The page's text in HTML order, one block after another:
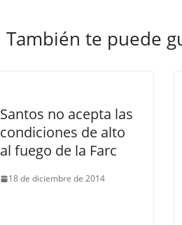
También te puede
Santos no acepta las
condiciones de alto
al fuego de la Farc
18 de diciembre de 2014